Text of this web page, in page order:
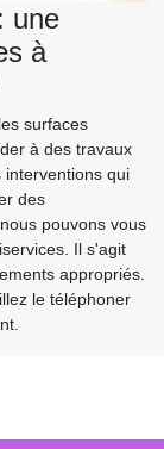
une
à
surfaces
à des travaux
interventions qui
des
pouvons vous
Il s'agit
appropriés.
le téléphoner